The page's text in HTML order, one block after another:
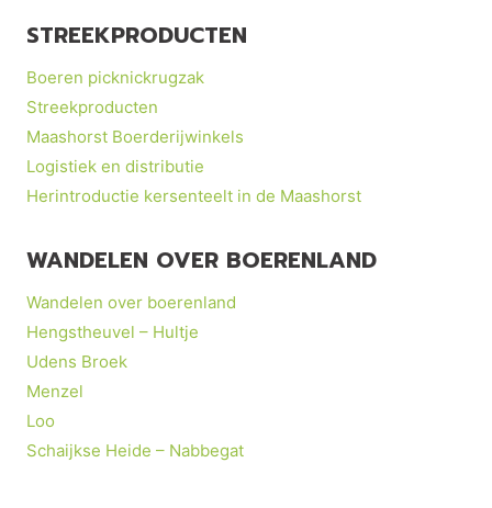
STREEKPRODUCTEN
Boeren picknickrugzak
Streekproducten
Maashorst Boerderijwinkels
Logistiek en distributie
Herintroductie kersenteelt in de Maashorst
WANDELEN OVER BOERENLAND
Wandelen over boerenland
Hengstheuvel – Hultje
Udens Broek
Menzel
Loo
Schaijkse Heide – Nabbegat